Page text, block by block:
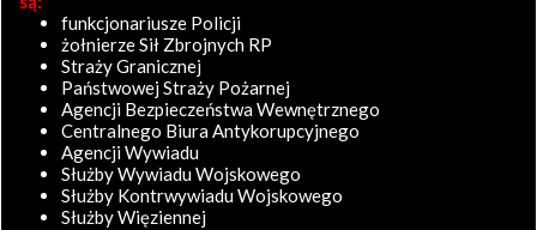
funkcjonariusze Policji
żołnierze Sił Zbrojnych RP
Straży Granicznej
Państwowej Straży Pożarnej
Agencji Bezpieczeństwa Wewnętrznego
Centralnego Biura Antykorupcyjnego
Agencji Wywiadu
Służby Wywiadu Wojskowego
Służby Kontrwywiadu Wojskowego
Służby Więziennej